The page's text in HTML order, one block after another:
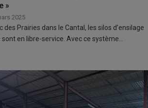
»
2025
des Prairies dans le Cantal, les silos d’ensilage
sont en libre-service. Avec ce système…